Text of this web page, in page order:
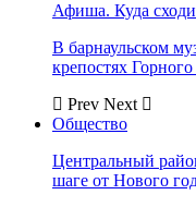
Афиша. Куда
В барнаульском
крепостях
Prev Next
Общество
Центральный
шаге от Нового